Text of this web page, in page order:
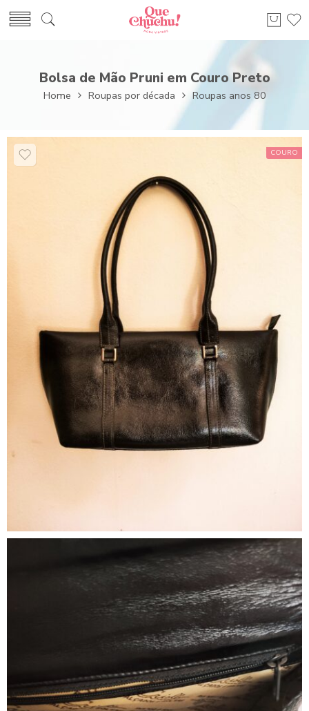
Bolsa de Mão Pruni em Couro Preto
Home Roupas por década Roupas anos 80
COURO